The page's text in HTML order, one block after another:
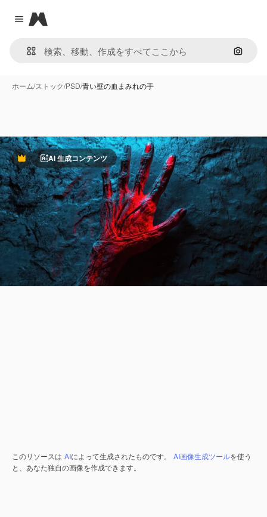
Close menu
Magnific
画像で
ホーム/ストック/PSD/青い壁の血まみれの手
PremiumAI 生成コンテンツ
このリソースは AIによって生成されたものです。 AI画像生成ツールを使う
と、あなた独自の画像を作成できます。